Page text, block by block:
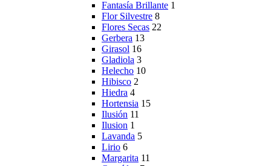
Fantasía Brillante 1
Flor Silvestre 8
Flores Secas 22
Gerbera 13
Girasol 16
Gladiola 3
Helecho 10
Hibisco 2
Hiedra 4
Hortensia 15
Ilusión 11
Ilusion 1
Lavanda 5
Lirio 6
Margarita 11